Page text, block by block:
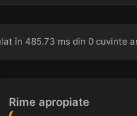
în 485.73 ms din 0 cuvinte
Rime apropiate